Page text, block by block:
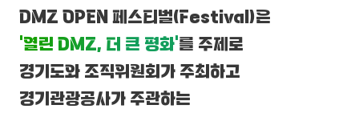
DMZ OPEN 페스티벌(Festival)은
‘열린 DMZ, 더 큰 평화’ 를 주제로
경기도와 조직위원회가 주최하고
경기관광공사가 주관하는